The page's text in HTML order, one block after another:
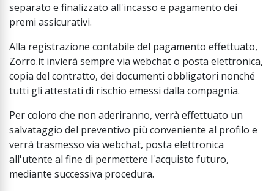
separato e finalizzato all'incasso e pagamento dei
premi assicurativi.
Alla registrazione contabile del pagamento effettuato,
Zorro.it invierà sempre via webchat o posta elettronica,
copia del contratto, dei documenti obbligatori nonché
tutti gli attestati di rischio emessi dalla compagnia.
Per coloro che non aderiranno, verrà effettuato un
salvataggio del preventivo più conveniente al profilo e
verrà trasmesso via webchat, posta elettronica
all'utente al fine di permettere l'acquisto futuro,
mediante successiva procedura.